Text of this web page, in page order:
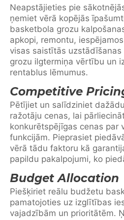
Neapstājieties pie
ņemiet vērā kopējās
basketbola grozu
apkopi, remontu,
visas saistītās
grozu ilgtermiņa vērtību un
rentablus lēmumus.
Competitive
Pētījiet un salīdziniet
ražotāju cenas, lai
konkurētspējīgas cenas par
funkcijām. Pieprasiet
vērā tādu faktoru kā
papildu pakalpojumi, ko
Budget Allocation
Piešķiriet reālu budžetu
pamatojoties uz izglītības
vajadzībām un prioritātēm.